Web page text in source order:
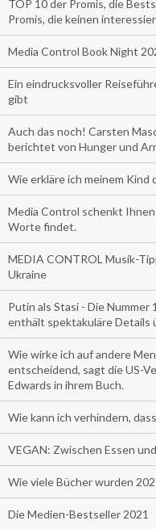
TOP 10 der Promis, die
Promis, die keinen
Media Control Book Night
Ein eindrucksvoller
gibt
Auch das noch! Carsten
berichtet von Hunger und
Wie erkläre ich meinem Kind
Media Control schenkt
Worte findet.
MEDIA CONTROL Musik-
Ukraine
Putin als Stasi - Die
enthält spektakuläre Details
Wie wirke ich auf andere
entscheidend, sagt die US-
Edwards in ihrem Buch.
Wie kann ich verhindern,
VEGAN: Zwischen Essen
Wie viele Bücher wurden
Die Medien-Bestseller 2021